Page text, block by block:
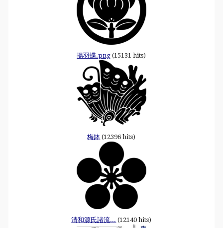
揚羽蝶.png (15131 hits)
梅鉢 (12396 hits)
清和源氏諸流... (12140 hits)